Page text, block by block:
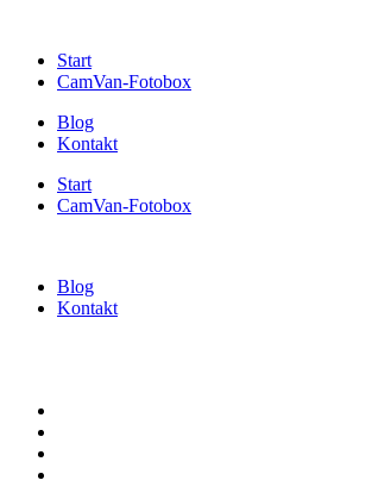
Start
CamVan-Fotobox
Blog
Kontakt
Start
CamVan-Fotobox
Blog
Kontakt